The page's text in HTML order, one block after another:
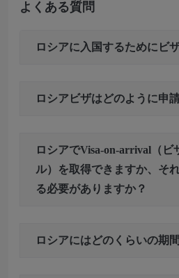
よくある質問
ロシアに入国するためにビ
ロシアビザはどのように申
ロシアでVisa-on-arrival（ビ
ル）を取得できますか、そ
る必要がありますか？
ロシアにはどのくらいの期